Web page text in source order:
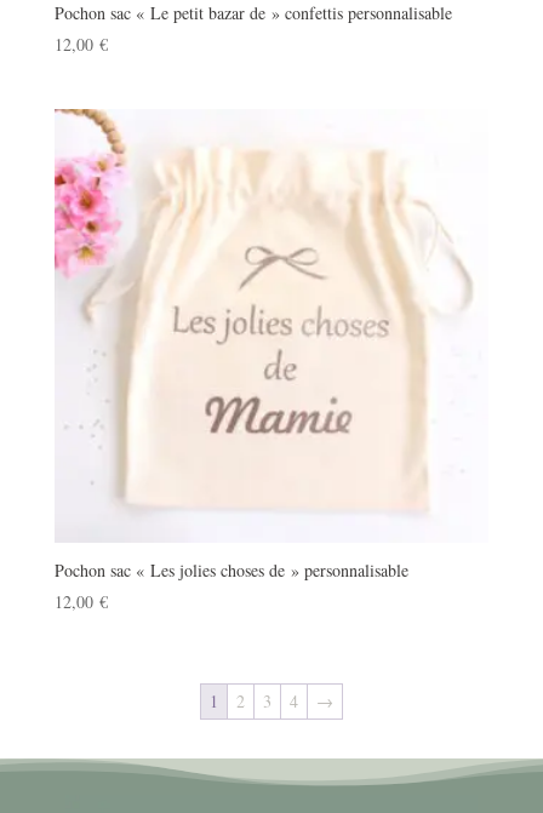
Pochon sac « Le petit bazar de » confettis personnalisable
12,00 €
Pochon sac « Les jolies choses de » personnalisable
12,00 €
1 2 3 4 →